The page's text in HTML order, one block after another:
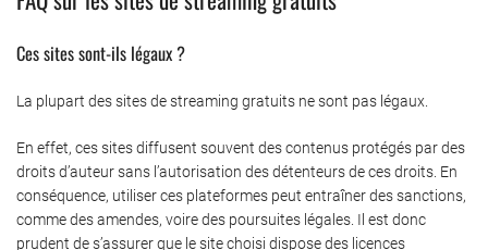
Ces sites sont-ils légaux ?
La plupart des sites de streaming gratuits ne sont pas légaux.
En effet, ces sites diffusent souvent des contenus protégés par des
droits d’auteur sans l’autorisation des détenteurs de ces droits. En
conséquence, utiliser ces plateformes peut entraîner des sanctions,
comme des amendes, voire des poursuites légales. Il est donc
prudent de s’assurer que le site choisi dispose des licences